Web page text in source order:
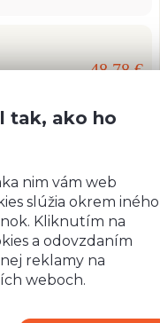
48,78 €
tak, ako ho
nim vám web
slúžia okrem iného
Kliknutím na
a odovzdaním
reklamy na
weboch.